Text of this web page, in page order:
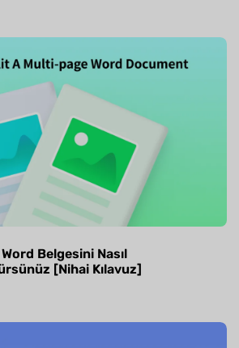
Belgesini Nasıl
[Nihai Kılavuz]